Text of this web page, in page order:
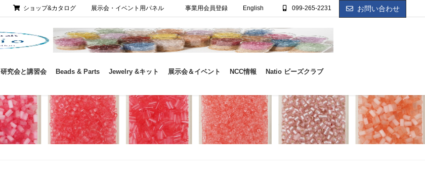
ショップ&カタログ 展示会・イベント用パネル 事業用会員登録 English 099-265-2231 お問い合わせ
研究会と講習会 Beads & Parts Jewelry &キット 展示会＆イベント NCC情報 Natio ビーズクラブ